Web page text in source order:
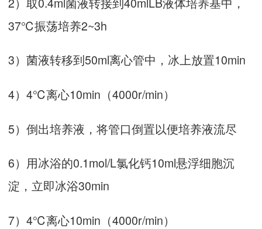
37℃振荡培养2~3h
3）菌液转移到50ml离心管中，冰上放置10min
4）4℃离心10min（4000r/min）
5）倒出培养液，将管口倒置以便培养液流尽
6）用冰浴的0.1mol/L氯化钙10ml悬浮细胞沉
淀，立即冰浴30min
7）4℃离心10min（4000r/min）